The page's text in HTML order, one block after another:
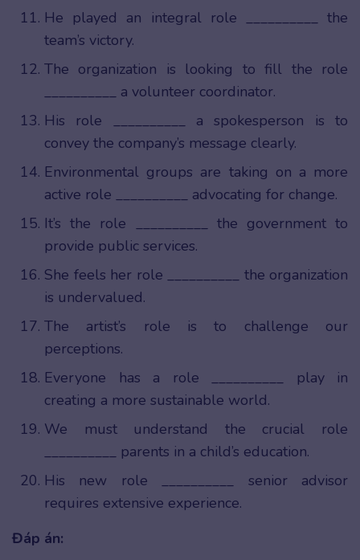
He played an integral role __________ the
team’s victory.
The organization is looking to fill the role
__________ a volunteer coordinator.
His role __________ a spokesperson is to
convey the company’s message clearly.
Environmental groups are taking on a more
active role __________ advocating for change.
It’s the role __________ the government to
provide public services.
She feels her role __________ the organization
is undervalued.
The artist’s role is to challenge our
perceptions.
Everyone has a role __________ play in
creating a more sustainable world.
We must understand the crucial role
__________ parents in a child’s education.
His new role __________ senior advisor
requires extensive experience.
Đáp án: